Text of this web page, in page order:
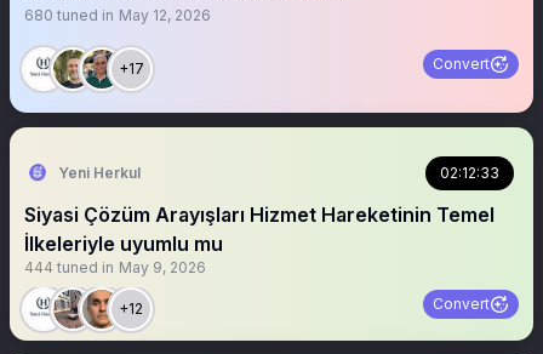
680 tuned in May 12, 2026
+17 Convert
Yeni Herkul 02:12:33
Siyasi Çözüm Arayışları Hizmet Hareketinin Temel
İlkeleriyle uyumlu mu
444 tuned in May 9, 2026
+12 Convert